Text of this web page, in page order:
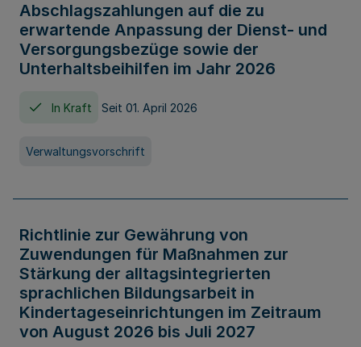
Abschlagszahlungen auf die zu
erwartende Anpassung der Dienst- und
Versorgungsbezüge sowie der
Unterhaltsbeihilfen im Jahr 2026
In Kraft Seit 01. April 2026
Verwaltungsvorschrift
Richtlinie zur Gewährung von
Zuwendungen für Maßnahmen zur
Stärkung der alltagsintegrierten
sprachlichen Bildungsarbeit in
Kindertageseinrichtungen im Zeitraum
von August 2026 bis Juli 2027